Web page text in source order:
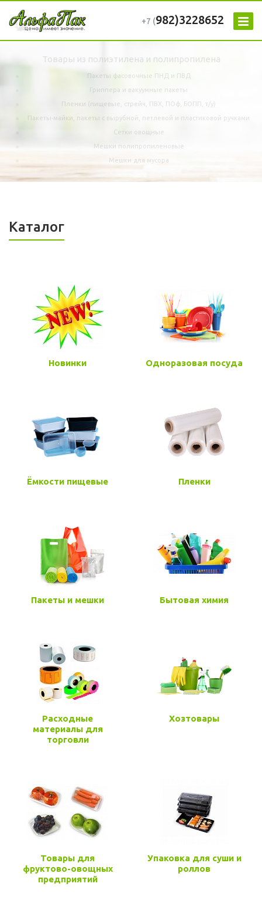
+7 (982)3228652
Товары из полиэтилена и полипропилена
Пакеты фасовочные ПНД и ПВД
Гриппера и вакуумные пакеты
Пленки (пищевые, стрейч, ПВХ, ПОф, БОПП, т/у)
Пакеты-майки, пакеты с вырубной, петлевой и пластиковой ручками
Сетки овощные
Мешки полипропиленовые
Мешки для мусора
Каталог
Новинки Одноразовая посуда
Ёмкости пищевые Пленки
Пакеты и мешки Бытовая химия
Расходные
материалы для
торговли
Хозтовары
Товары для
фруктово-овощных
предприятий
Упаковка для суши и
роллов